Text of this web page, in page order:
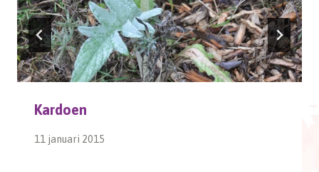
Kardoen
11 januari 2015